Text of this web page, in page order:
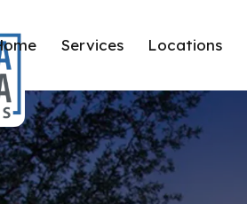
Services Locations